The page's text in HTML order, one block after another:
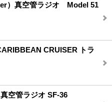
）真空管ラジオ Model 51
CRUISER トラ
空管ラジオ SF-36